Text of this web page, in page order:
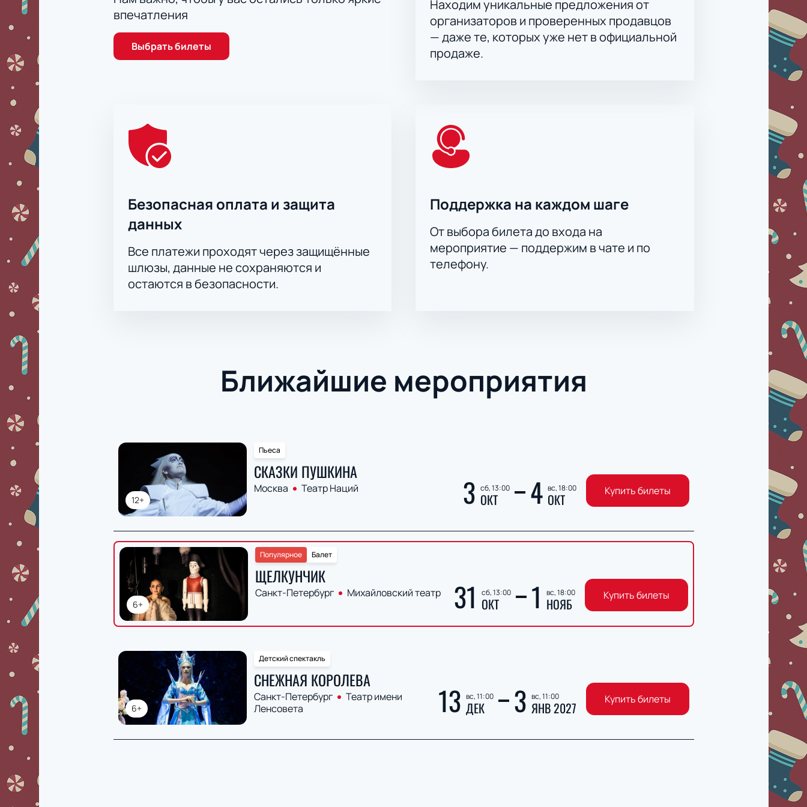
впечатления
Выбрать билеты
Находим уникальные предложения от
организаторов и проверенных продавцов
— даже те, которых уже нет в официальной
продаже.
Безопасная оплата и защита
данных
Все платежи проходят через защищённые
шлюзы, данные не сохраняются и
остаются в безопасности.
Поддержка на каждом шаге
От выбора билета до входа на
мероприятие — поддержим в чате и по
телефону.
Ближайшие мероприятия
12+
Пьеса
СКАЗКИ ПУШКИНА
Москва Театр Наций 3 сб, 13:00
ОКТ 4 вс, 18:00
ОКТ Купить билеты
6+
Балет
Популярное
ЩЕЛКУНЧИК
Санкт-Петербург Михайловский театр 31 сб, 13:00
ОКТ 1 вс, 18:00
НОЯБ Купить билеты
6+
Детский спектакль
СНЕЖНАЯ КОРОЛЕВА
Санкт-Петербург
Театр имени
Ленсовета
13 вс, 11:00
ДЕК 3 вс, 11:00
ЯНВ 2027 Купить билеты